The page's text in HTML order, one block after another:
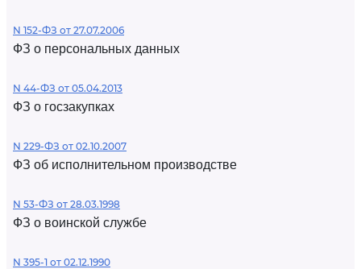
N 152-ФЗ от 27.07.2006
ФЗ о персональных данных
N 44-ФЗ от 05.04.2013
ФЗ о госзакупках
N 229-ФЗ от 02.10.2007
ФЗ об исполнительном производстве
N 53-ФЗ от 28.03.1998
ФЗ о воинской службе
N 395-1 от 02.12.1990